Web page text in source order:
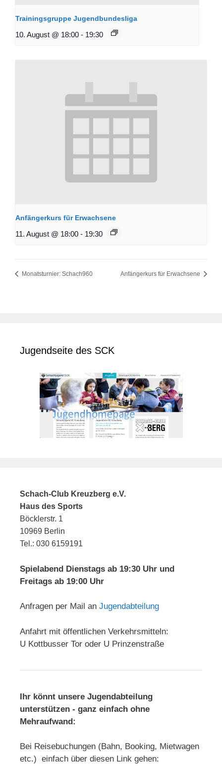
Trainingsgruppe Jugendbundesliga
10. August @ 18:00 - 19:30
Anfängerkurs für Erwachsene
11. August @ 18:00 - 19:30
Monatsturnier: Schach960 Anfängerkurs für Erwachsene
Jugendseite des SCK
Schach-Club Kreuzberg e.V.
Haus des Sports
Böcklerstr. 1
10969 Berlin
Tel.: 030 6159191
Spielabend Dienstags ab 19:30 Uhr und
Freitags ab 19:00 Uhr
Anfragen per Mail an Jugendabteilung
Anfahrt mit öffentlichen Verkehrsmitteln:
U Kottbusser Tor oder U Prinzenstraße
Ihr könnt unsere Jugendabteilung
unterstützen - ganz einfach ohne
Mehraufwand:
Bei Reisebuchungen (Bahn, Booking, Mietwagen
etc.) einfach über diesen Link gehen: